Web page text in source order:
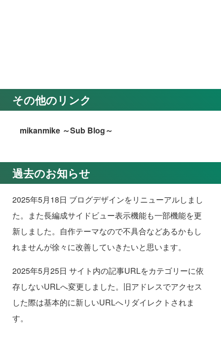
その他のリンク
mikanmike ～Sub Blog～
過去のお知らせ
2025年5月18日 ブログデザインをリニューアルしまし
た。また長編成サイドビュー表示機能も一部機能を更
新しました。自作テーマなので不具合などあるかもし
れませんが徐々に改善していきたいと思います。
2025年5月25日 サイト内の記事URLをカテゴリーに依
存しないURLへ変更しました。旧アドレスでアクセス
した際は基本的に新しいURLへリダイレクトされま
す。